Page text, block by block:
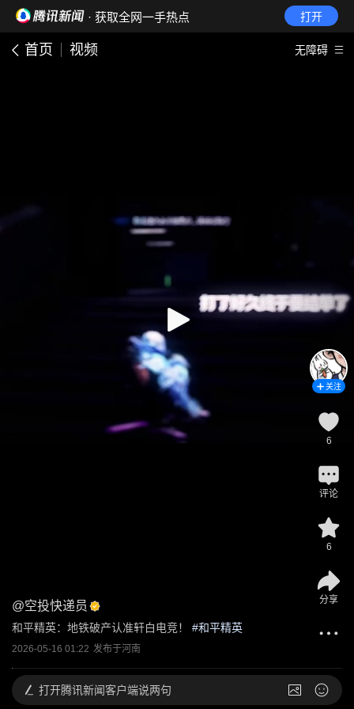
· 获取全网一手热点 打开
首页 视频 无障碍
@空投快递员
和平精英：地铁破产认准轩白电竞！ #和平精英
2026-05-16 01:22 发布于河南
关注
6
评论
6
分享
打开腾讯新闻客户端说两句